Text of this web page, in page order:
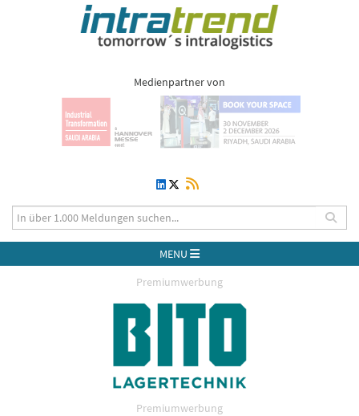
Medienpartner von
MENU
Premiumwerbung
Premiumwerbung